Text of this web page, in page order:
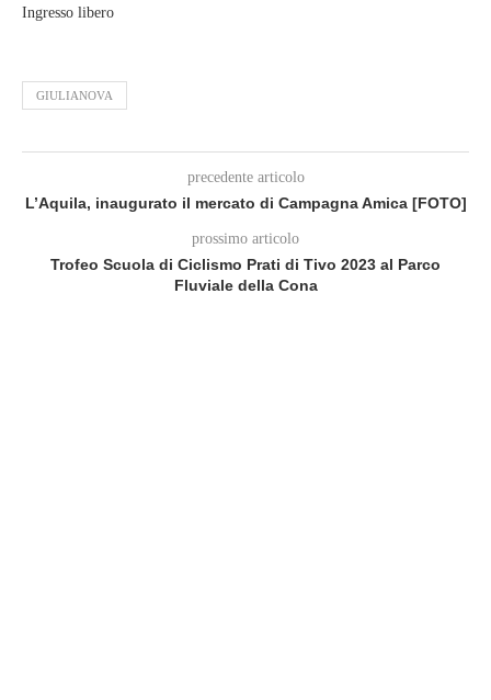
Ingresso libero
GIULIANOVA
precedente articolo
L’Aquila, inaugurato il mercato di Campagna Amica [FOTO]
prossimo articolo
Trofeo Scuola di Ciclismo Prati di Tivo 2023 al Parco
Fluviale della Cona